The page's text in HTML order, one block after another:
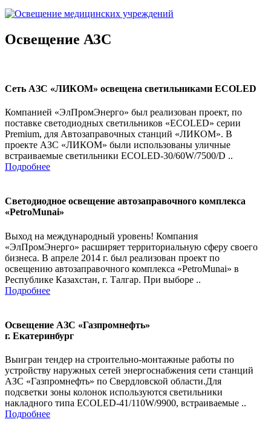
Освещение АЗС
Сеть АЗС «ЛИКОМ» освещена светильниками ECOLED
Компанией «ЭлПромЭнерго» был реализован проект, по
поставке светодиодных светильников «ECOLED» серии
Premium, для Автозаправочных станций «ЛИКОМ». В
проекте АЗС «ЛИКОМ» были использованы уличные
встраиваемые светильники ECOLED-30/60W/7500/D ..
Подробнее
Светодиодное освещение автозаправочного комплекса
«PetroMunai»
Выход на международный уровень! Компания
«ЭлПромЭнерго» расширяет территориальную сферу своего
бизнеса. В апреле 2014 г. был реализован проект по
освещению автозаправочного комплекса «PetroMunai» в
Республике Казахстан, г. Талгар. При выборе ..
Подробнее
Освещение АЗС «Газпромнефть»
г. Екатеринбург
Выигран тендер на строительно-монтажные работы по
устройству наружных сетей энергоснабжения сети станций
АЗС «Газпромнефть» по Свердловской области.Для
подсветки зоны колонок используются светильники
накладного типа ECOLED-41/110W/9900, встраиваемые ..
Подробнее